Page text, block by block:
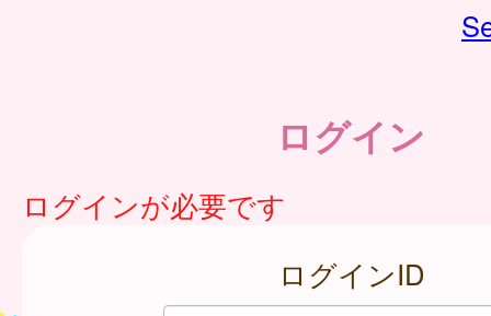
ログイン
ログインが必要です
ログインID